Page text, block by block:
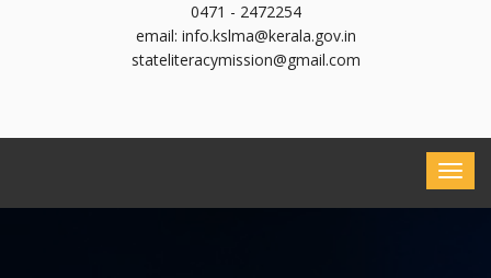
0471 - 2472254
email: info.kslma@kerala.gov.in
stateliteracymission@gmail.com